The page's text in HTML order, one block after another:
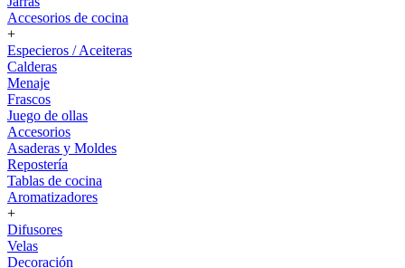
Accesorios de cocina
+
Especieros / Aceiteras
Calderas
Menaje
Frascos
Juego de ollas
Accesorios
Asaderas y Moldes
Repostería
Tablas de cocina
Aromatizadores
+
Difusores
Velas
Decoración